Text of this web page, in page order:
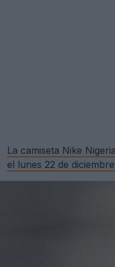
La camiseta Nike
el lunes 22 de